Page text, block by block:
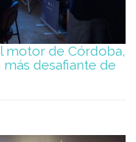
motor de Córdoba,
desafiante de